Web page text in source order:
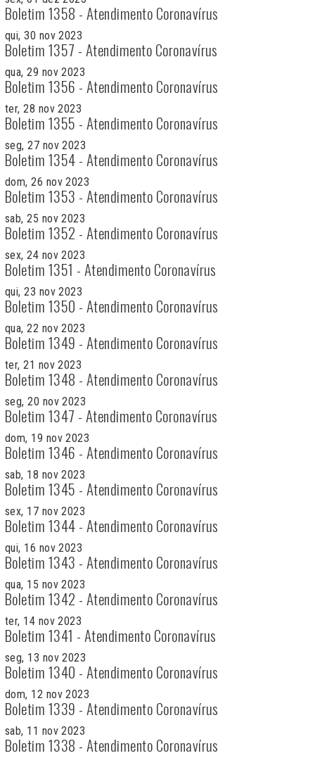
Boletim 1358 - Atendimento Coronavírus
qui, 30 nov 2023
Boletim 1357 - Atendimento Coronavírus
qua, 29 nov 2023
Boletim 1356 - Atendimento Coronavírus
ter, 28 nov 2023
Boletim 1355 - Atendimento Coronavírus
seg, 27 nov 2023
Boletim 1354 - Atendimento Coronavírus
dom, 26 nov 2023
Boletim 1353 - Atendimento Coronavírus
sab, 25 nov 2023
Boletim 1352 - Atendimento Coronavírus
sex, 24 nov 2023
Boletim 1351 - Atendimento Coronavírus
qui, 23 nov 2023
Boletim 1350 - Atendimento Coronavírus
qua, 22 nov 2023
Boletim 1349 - Atendimento Coronavírus
ter, 21 nov 2023
Boletim 1348 - Atendimento Coronavírus
seg, 20 nov 2023
Boletim 1347 - Atendimento Coronavírus
dom, 19 nov 2023
Boletim 1346 - Atendimento Coronavírus
sab, 18 nov 2023
Boletim 1345 - Atendimento Coronavírus
sex, 17 nov 2023
Boletim 1344 - Atendimento Coronavírus
qui, 16 nov 2023
Boletim 1343 - Atendimento Coronavírus
qua, 15 nov 2023
Boletim 1342 - Atendimento Coronavírus
ter, 14 nov 2023
Boletim 1341 - Atendimento Coronavírus
seg, 13 nov 2023
Boletim 1340 - Atendimento Coronavírus
dom, 12 nov 2023
Boletim 1339 - Atendimento Coronavírus
sab, 11 nov 2023
Boletim 1338 - Atendimento Coronavírus